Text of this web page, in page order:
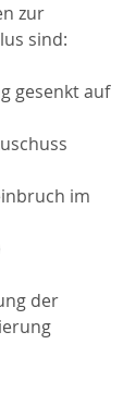
zur
sind:
gesenkt auf
im
der